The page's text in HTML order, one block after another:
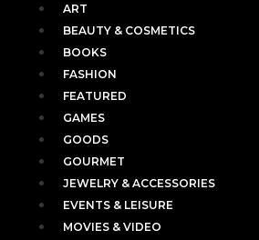
ART
BEAUTY & COSMETICS
BOOKS
FASHION
FEATURED
GAMES
GOODS
GOURMET
JEWELRY & ACCESSORIES
EVENTS & LEISURE
MOVIES & VIDEO